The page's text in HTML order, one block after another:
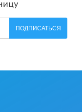
ПОДПИСАТЬСЯ